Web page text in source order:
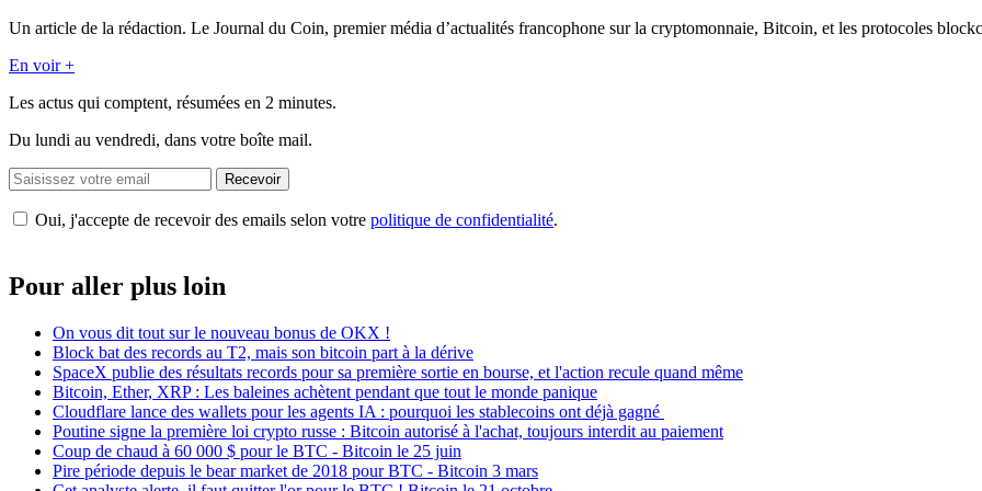
Un article de la rédaction. Le Journal du Coin, premier média d’actualités francophone sur la cryptomonnaie, Bitcoin, et les protocoles
En voir +
Les actus qui comptent, résumées en 2 minutes.
Du lundi au vendredi, dans votre boîte mail.
Recevoir
Oui, j'accepte de recevoir des emails selon votre politique de confidentialité.
Pour aller plus loin
On vous dit tout sur le nouveau bonus de OKX !
Block bat des records au T2, mais son bitcoin part à la dérive
SpaceX publie des résultats records pour sa première sortie en bourse, et l'action recule quand même
Bitcoin, Ether, XRP : Les baleines achètent pendant que tout le monde panique
Cloudflare lance des wallets pour les agents IA : pourquoi les stablecoins ont déjà gagné
Poutine signe la première loi crypto russe : Bitcoin autorisé à l'achat, toujours interdit au paiement
Coup de chaud à 60 000 $ pour le BTC - Bitcoin le 25 juin
Pire période depuis le bear market de 2018 pour BTC - Bitcoin 3 mars